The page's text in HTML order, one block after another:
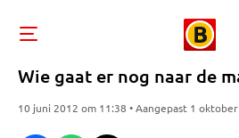
Wie gaat er nog naar de
10 juni 2012 om 11:38 • Aangepast 1